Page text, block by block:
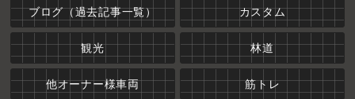
ブログ（過去記事一覧） カスタム
観光 林道
他オーナー様車両 筋トレ